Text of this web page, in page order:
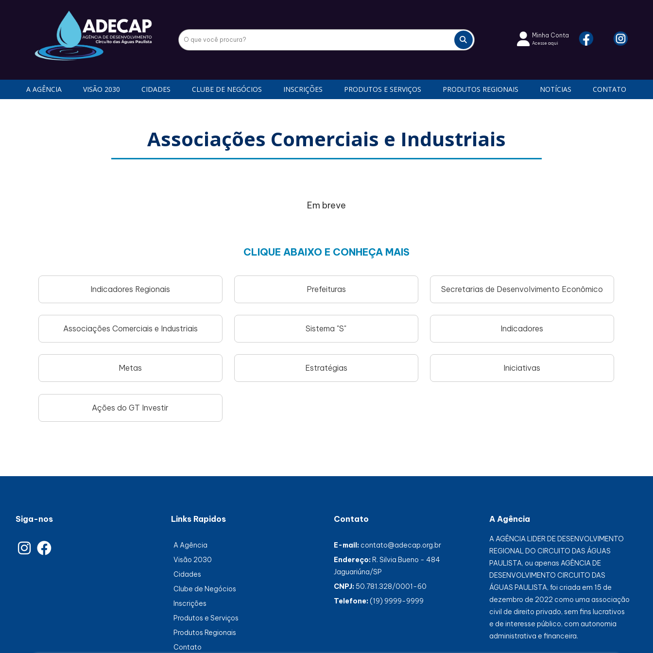
Minha Conta
Acesse aqui
A AGÊNCIA VISÃO 2030 CIDADES CLUBE DE NEGÓCIOS INSCRIÇÕES PRODUTOS E SERVIÇOS PRODUTOS REGIONAIS NOTÍCIAS CONTATO
Associações Comerciais e Industriais
Em breve
CLIQUE ABAIXO E CONHEÇA MAIS
Indicadores Regionais Prefeituras Secretarias de Desenvolvimento Econômico
Associações Comerciais e Industriais Sistema "S" Indicadores
Metas Estratégias Iniciativas
Ações do GT Investir
Siga-nos Links Rapidos
A Agência
Visão 2030
Cidades
Clube de Negócios
Inscrições
Produtos e Serviços
Produtos Regionais
Contato
Contato
E-mail: contato@adecap.org.br
Endereço:R. Silvia Bueno - 484
Jaguariúna/SP
CNPJ:50.781.328/0001-60
Telefone:(19) 9999-9999
A Agência
A AGÊNCIA LIDER DE DESENVOLVIMENTO
REGIONAL DO CIRCUITO DAS ÁGUAS
PAULISTA, ou apenas AGÊNCIA DE
DESENVOLVIMENTO CIRCUITO DAS
ÁGUAS PAULISTA, foi criada em 15 de
dezembro de 2022 como uma associação
civil de direito privado, sem fins lucrativos
e de interesse público, com autonomia
administrativa e financeira.